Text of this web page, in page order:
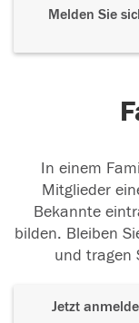
Melden Sie
In einem
Mitglieder
Bekannte
bilden. Bleiben
und tragen
Jetzt